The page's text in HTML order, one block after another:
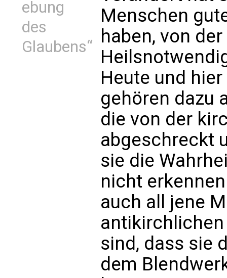
ebung
des
Glaubens“
Menschen
haben, von
Heute und
gehören dazu
die von der
abgeschreckt
sie die
nicht
auch all jene
sind, dass sie
dem